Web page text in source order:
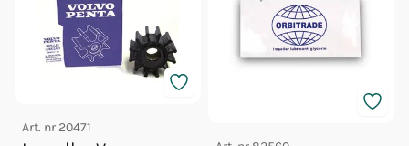
Art. nr 20471